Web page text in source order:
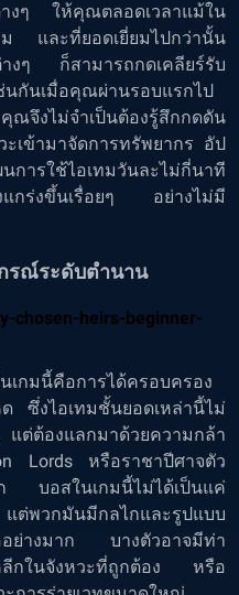
างๆ ให้คุณตลอดเวลาแม้ใน
และที่ยอดเยี่ยมไปกว่านั้น
างๆ ก็สามารถกดเคลียร์รับ
นกันเมื่อคุณผ่านรอบแรกไป
ณจึงไม่จำเป็นต้องรู้สึกกดดัน
เข้ามาจัดการทรัพยากร อัป
การใช้ไอเทมวันละไม่กี่นาที
แกร่งขึ้นเรื่อยๆ อย่างไม่มี
รณ์ระดับตำนาน
เกมนี้คือการได้ครอบครอง
ซึ่งไอเทมชั้นยอดเหล่านี้ไม่
แต่ต้องแลกมาด้วยความกล้า
Lords หรือราชาปีศาจตัว
บอสในเกมนี้ไม่ได้เป็นแค่
ต่พวกมันมีกลไกและรูปแบบ
อย่างมาก บางตัวอาจมีท่า
ลีกในจังหวะที่ถูกต้อง หรือ